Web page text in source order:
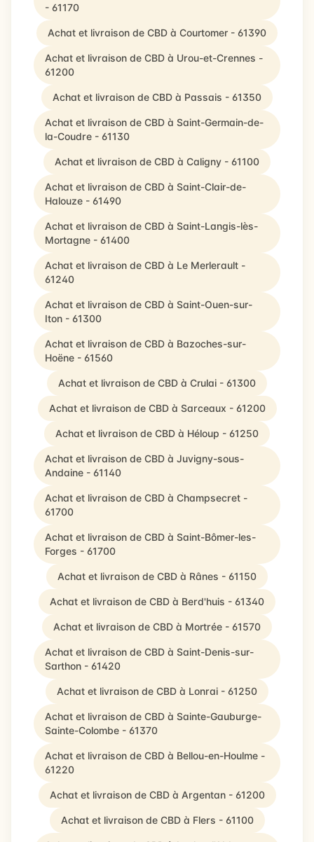
- 61170
Achat et livraison de CBD à Courtomer - 61390
Achat et livraison de CBD à Urou-et-Crennes -
61200
Achat et livraison de CBD à Passais - 61350
Achat et livraison de CBD à Saint-Germain-de-
la-Coudre - 61130
Achat et livraison de CBD à Caligny - 61100
Achat et livraison de CBD à Saint-Clair-de-
Halouze - 61490
Achat et livraison de CBD à Saint-Langis-lès-
Mortagne - 61400
Achat et livraison de CBD à Le Merlerault -
61240
Achat et livraison de CBD à Saint-Ouen-sur-
Iton - 61300
Achat et livraison de CBD à Bazoches-sur-
Hoëne - 61560
Achat et livraison de CBD à Crulai - 61300
Achat et livraison de CBD à Sarceaux - 61200
Achat et livraison de CBD à Héloup - 61250
Achat et livraison de CBD à Juvigny-sous-
Andaine - 61140
Achat et livraison de CBD à Champsecret -
61700
Achat et livraison de CBD à Saint-Bômer-les-
Forges - 61700
Achat et livraison de CBD à Rânes - 61150
Achat et livraison de CBD à Berd'huis - 61340
Achat et livraison de CBD à Mortrée - 61570
Achat et livraison de CBD à Saint-Denis-sur-
Sarthon - 61420
Achat et livraison de CBD à Lonrai - 61250
Achat et livraison de CBD à Sainte-Gauburge-
Sainte-Colombe - 61370
Achat et livraison de CBD à Bellou-en-Houlme -
61220
Achat et livraison de CBD à Argentan - 61200
Achat et livraison de CBD à Flers - 61100